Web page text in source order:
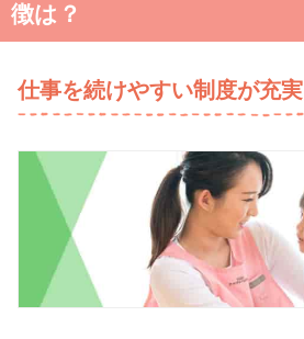
徴は？
仕事を続けやすい制度が充実